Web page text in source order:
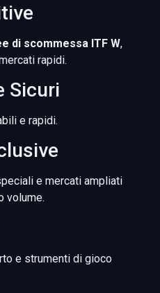
di scommessa ITF W,
rapidi.
Sicuri
e rapidi.
e mercati ampliati
volume.
e strumenti di gioco